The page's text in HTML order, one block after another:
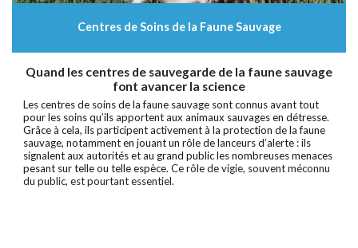
Centres de Soins de la Faune Sauvage
Quand les centres de sauvegarde de la faune sauvage
font avancer la science
Les centres de soins de la faune sauvage sont connus avant tout
pour les soins qu’ils apportent aux animaux sauvages en détresse.
Grâce à cela, ils participent activement à la protection de la faune
sauvage, notamment en jouant un rôle de lanceurs d’alerte : ils
signalent aux autorités et au grand public les nombreuses menaces
pesant sur telle ou telle espèce.Ce rôle de vigie, souvent méconnu
du public, est pourtant essentiel.